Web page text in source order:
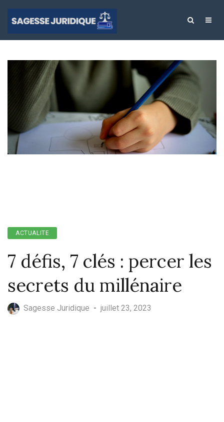
ACTUALITE
7 défis, 7 clés : percer les
secrets du millénaire
Sagesse Juridique - juillet 23, 2023